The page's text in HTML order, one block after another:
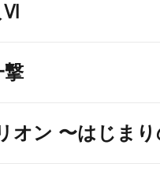
Ⅵ
撃
オン 〜はじま